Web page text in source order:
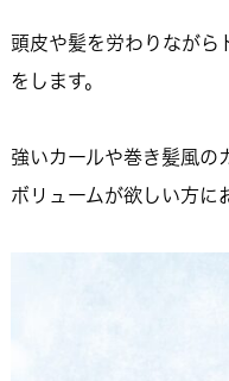
頭皮や髪を労わりながら
をします。
強いカールや巻き髪風の
ボリュームが欲しい方に